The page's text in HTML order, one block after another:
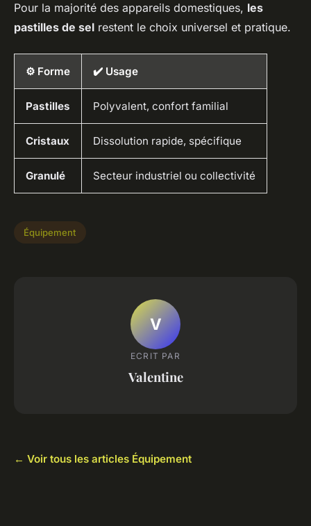
Pour la majorité des appareils domestiques, les
pastilles de sel restent le choix universel et pratique.
⚙️ Forme ✔️ Usage
Pastilles Polyvalent, confort familial
Cristaux Dissolution rapide, spécifique
Granulé Secteur industriel ou collectivité
Équipement
V
ECRIT PAR
Valentine
← Voir tous les articles Équipement